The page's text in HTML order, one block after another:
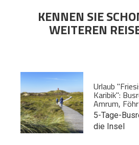
KENNEN SIE
WEITEREN
Urlaub
Karibik":
Amrum,
5-Tage-
die Insel